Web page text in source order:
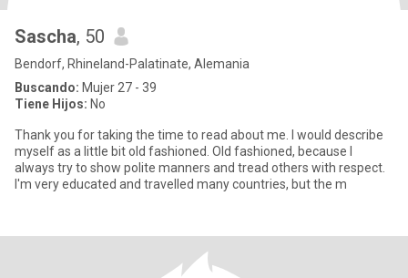
Sascha, 50
Bendorf, Rhineland-Palatinate, Alemania
Buscando: Mujer 27 - 39
Tiene Hijos: No
Thank you for taking the time to read about me. I would describe
myself as a little bit old fashioned. Old fashioned, because I
always try to show polite manners and tread others with respect.
I'm very educated and travelled many countries, but the m